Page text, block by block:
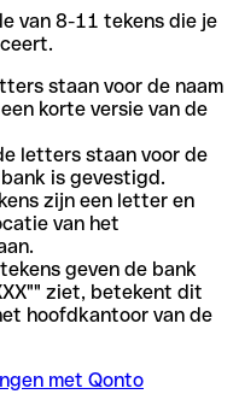
van 8-11 tekens die je
staan voor de naam
korte versie van de
letters staan voor de
is gevestigd.
zijn een letter en
van het
geven de bank
ziet, betekent dit
hoofdkantoor van de
met Qonto